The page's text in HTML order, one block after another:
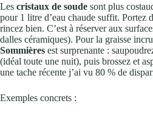
Les cristaux de soude sont plus
pour 1 litre d’eau chaude suffit. Portez
rincez bien. C’est à réserver aux
dalles céramiques). Pour la graisse
Sommières est surprenante :
(idéal toute une nuit), puis brossez et
une tache récente j’ai vu 80 % de
Exemples concrets :